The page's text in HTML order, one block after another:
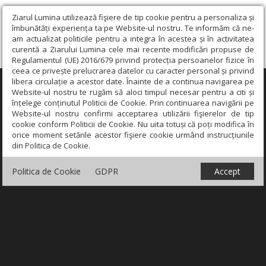
Ziarul Lumina utilizează fişiere de tip cookie pentru a personaliza și
îmbunătăți experiența ta pe Website-ul nostru. Te informăm că ne-
am actualizat politicile pentru a integra în acestea și în activitatea
curentă a Ziarului Lumina cele mai recente modificări propuse de
Regulamentul (UE) 2016/679 privind protecția persoanelor fizice în
ceea ce privește prelucrarea datelor cu caracter personal și privind
libera circulație a acestor date. Înainte de a continua navigarea pe
Website-ul nostru te rugăm să aloci timpul necesar pentru a citi și
înțelege conținutul Politicii de Cookie. Prin continuarea navigării pe
Website-ul nostru confirmi acceptarea utilizării fişierelor de tip
cookie conform Politicii de Cookie. Nu uita totuși că poți modifica în
orice moment setările acestor fişiere cookie urmând instrucțiunile
din Politica de Cookie.
Politica de Cookie GDPR Accept
×